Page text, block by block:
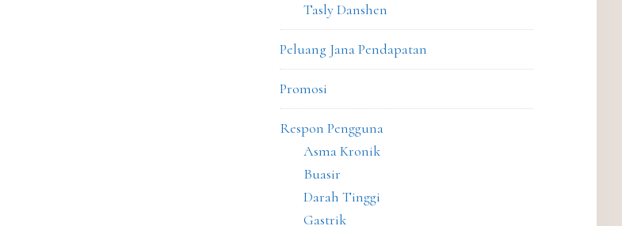
Tasly Danshen
Peluang Jana Pendapatan
Promosi
Respon Pengguna
Asma Kronik
Buasir
Darah Tinggi
Gastrik